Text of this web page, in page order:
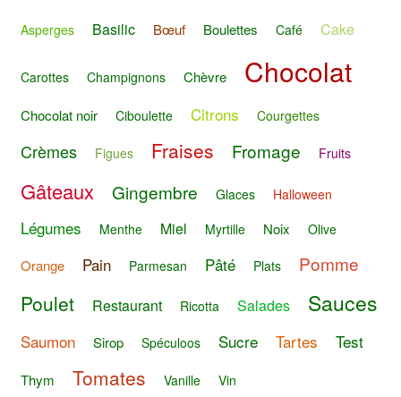
Asperges Basilic Bœuf Boulettes Café Cake
Carottes Champignons Chèvre Chocolat
Chocolat noir Ciboulette Citrons Courgettes
Crèmes Figues Fraises Fromage Fruits
Gâteaux Gingembre Glaces Halloween
Légumes Menthe Miel Myrtille Noix Olive
Orange Pain Parmesan Pâté Plats Pomme
Poulet Restaurant Ricotta Salades Sauces
Saumon Sirop Spéculoos Sucre Tartes Test
Thym Tomates Vanille Vin